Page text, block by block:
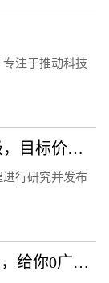
注于推动科技
西南证券：给予海油工程买入评级，目标价位9.3元
行研究并发布
拒绝广告打扰！魅族Flyme 10系统，给你0广告的清爽体验！